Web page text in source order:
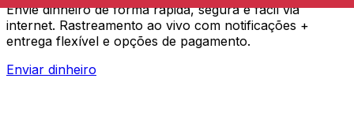
Envie dinheiro de forma rápida, segura e fácil via
internet. Rastreamento ao vivo com notificações +
entrega flexível e opções de pagamento.
Enviar dinheiro